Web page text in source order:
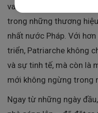
vang của vùng
trong những thương
nhất nước Pháp. Với
triển, Patriarche không
và sự tinh tế, mà còn là
mới không ngừng trong
Ngay từ những ngày